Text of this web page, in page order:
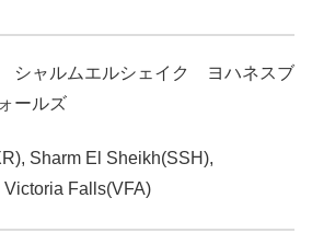
ャルムエルシェイク ヨハネスブ
ールズ
Sharm El Sheikh(SSH),
Falls(VFA)